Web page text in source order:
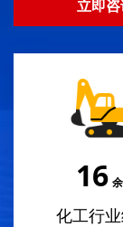
立即
18
化工行